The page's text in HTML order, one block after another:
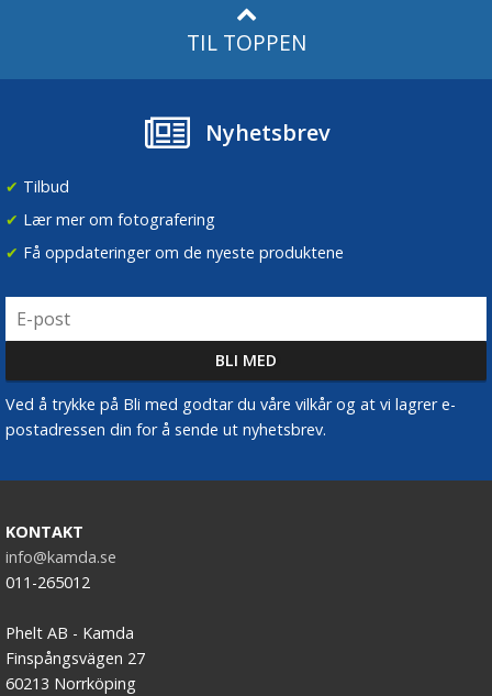
TIL TOPPEN
Nyhetsbrev
✔ Tilbud
✔ Lær mer om fotografering
✔ Få oppdateringer om de nyeste produktene
Ved å trykke på Bli med godtar du våre vilkår og at vi lagrer e-
postadressen din for å sende ut nyhetsbrev.
KONTAKT
info@kamda.se
011-265012
Phelt AB - Kamda
Finspångsvägen 27
60213 Norrköping